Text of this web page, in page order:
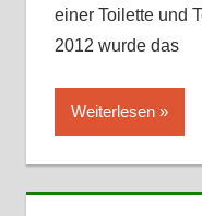
einer Toilette und
2012 wurde das
Weiterlesen